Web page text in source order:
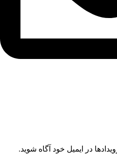
در ایمیل خود آگاه شوید.